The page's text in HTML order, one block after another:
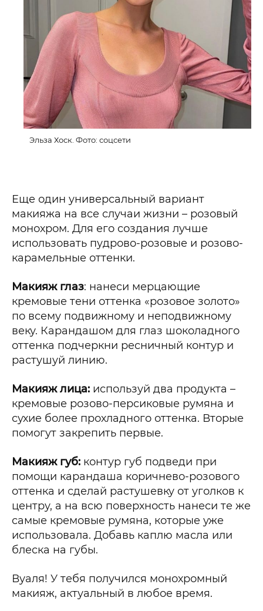
Эльза Хоск. Фото: соцсети
Еще один универсальный вариант
макияжа на все случаи жизни – розовый
монохром. Для его создания лучше
использовать пудрово-розовые и розово-
карамельные оттенки.
Макияж глаз: нанеси мерцающие
кремовые тени оттенка «розовое золото»
по всему подвижному и неподвижному
веку. Карандашом для глаз шоколадного
оттенка подчеркни ресничный контур и
растушуй линию.
Макияж лица: используй два продукта –
кремовые розово-персиковые румяна и
сухие более прохладного оттенка. Вторые
помогут закрепить первые.
Макияж губ: контур губ подведи при
помощи карандаша коричнево-розового
оттенка и сделай растушевку от уголков к
центру, а на всю поверхность нанеси те же
самые кремовые румяна, которые уже
использовала. Добавь каплю масла или
блеска на губы.
Вуаля! У тебя получился монохромный
макияж, актуальный в любое время.